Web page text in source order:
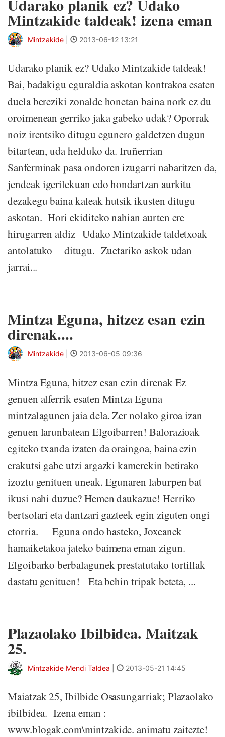
Udarako planik ez? Udako
Mintzakide taldeak! izena eman
Mintzakide 2013-06-12 13:21
Udarako planik ez? Udako Mintzakide taldeak!
Bai, badakigu eguraldia askotan kontrakoa esaten
duela bereziki zonalde honetan baina nork ez du
oroimenean gerriko jaka gabeko udak? Oporrak
noiz irentsiko ditugu egunero galdetzen dugun
bitartean, uda helduko da. Iruñerrian
Sanferminak pasa ondoren izugarri nabaritzen da,
jendeak igerilekuan edo hondartzan aurkitu
dezakegu baina kaleak hutsik ikusten ditugu
askotan. Hori ekiditeko nahian aurten ere
hirugarren aldiz Udako Mintzakide taldetxoak
antolatuko ditugu. Zuetariko askok udan
jarrai...
Mintza Eguna, hitzez esan ezin
direnak....
Mintzakide 2013-06-05 09:36
Mintza Eguna, hitzez esan ezin direnak Ez
genuen alferrik esaten Mintza Eguna
mintzalagunen jaia dela. Zer nolako giroa izan
genuen larunbatean Elgoibarren! Balorazioak
egiteko txanda izaten da oraingoa, baina ezin
erakutsi gabe utzi argazki kamerekin betirako
izoztu genituen uneak. Egunaren laburpen bat
ikusi nahi duzue? Hemen daukazue! Herriko
bertsolari eta dantzari gazteek egin ziguten ongi
etorria. Eguna ondo hasteko, Joxeanek
hamaiketakoa jateko baimena eman zigun.
Elgoibarko berbalagunek prestatutako tortillak
dastatu genituen! Eta behin tripak beteta, ...
Plazaolako Ibilbidea. Maitzak
25.
Mintzakide Mendi Taldea 2013-05-21 14:45
Maiatzak 25, Ibilbide Osasungarriak; Plazaolako
ibilbidea. Izena eman :
www.blogak.com\mintzakide. animatu zaitezte!